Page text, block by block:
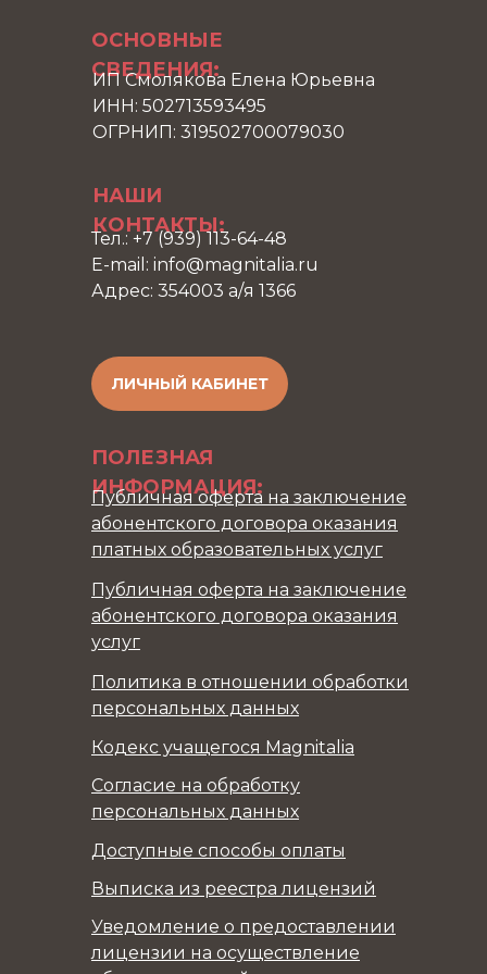
ЛИЧНЫЙ КАБИНЕТ
ОСНОВНЫЕ
СВЕДЕНИЯ:
НАШИ
КОНТАКТЫ:
ПОЛЕЗНАЯ
ИНФОРМАЦИЯ:
ИП Смолякова Елена Юрьевна
ИНН: 502713593495
ОГРНИП: 319502700079030
Кодекс учащегося Magnitalia
Уведомление о предоставлении
лицензии на осуществление
Выписка из реестра лицензий
Доступные способы оплаты
Согласие на обработку
персональных данных
Политика в отношении обработки
персональных данных
Публичная оферта на заключение
абонентского договора оказания
услуг
Публичная оферта на заключение
абонентского договора оказания
платных образовательных услуг
Тел.: +7 (939) 113-64-48
E-mail: info@magnitalia.ru
Адрес: 354003 а/я 1366